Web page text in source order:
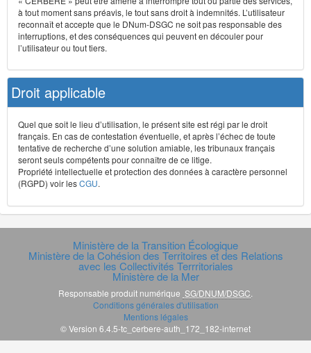
à tout moment sans préavis, le tout sans droit à indemnités. L’utilisateur
reconnaît et accepte que le DNum-DSGC ne soit pas responsable des
interruptions, et des conséquences qui peuvent en découler pour
l’utilisateur ou tout tiers.
Droit applicable
Quel que soit le lieu d’utilisation, le présent site est régi par le droit
français. En cas de contestation éventuelle, et après l’échec de toute
tentative de recherche d’une solution amiable, les tribunaux français
seront seuls compétents pour connaître de ce litige.
Propriété intellectuelle et protection des données à caractère personnel
(RGPD) voir lesCGU.
Ministère de la Transition Écologique
Ministère de la Cohésion des Territoires et des Relations
avec les Collectivités Terrritoriales
Ministère de la Mer
Responsable produit numérique SG/DNUM/DSGC
Conditions générales d'utilisation
Mentions légales
© Version 6.4.5-tc_cerbere-auth_172_182-internet